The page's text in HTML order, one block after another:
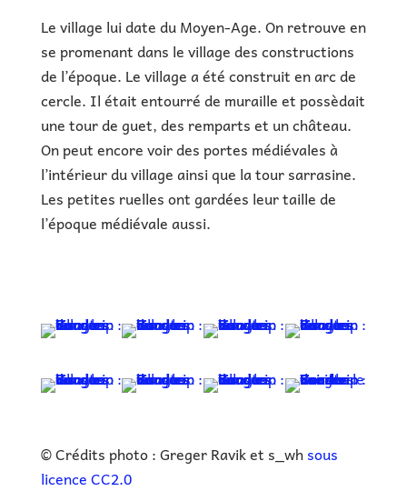
Le village lui date du Moyen-Age. On retrouve en
se promenant dans le village des constructions
de l’époque. Le village a été construit en arc de
cercle. Il était entourré de muraille et possèdait
une tour de guet, des remparts et un château.
On peut encore voir des portes médiévales à
l’intérieur du village ainsi que la tour sarrasine.
Les petites ruelles ont gardées leur taille de
l’époque médiévale aussi.
© Crédits photo : Greger Ravik et s_whsous
licence CC2.0